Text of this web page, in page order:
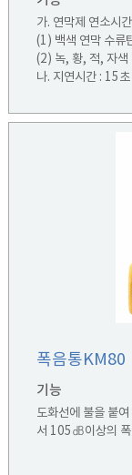
가. 연막제 연소시간
(1) 백색 연막 수
(2) 녹, 황, 적, 자
나. 지연시간 : 15초
폭음통KM80
기능
도화선에 불을 붙
서 105㏈이상의